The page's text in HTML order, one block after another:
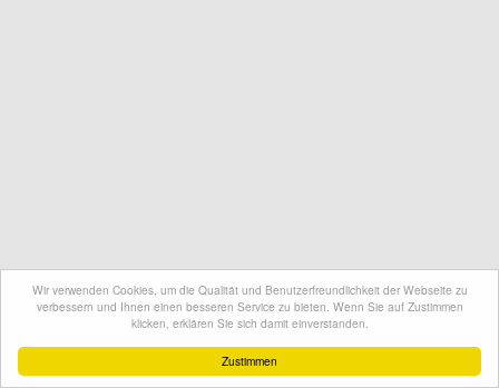
Zustimmen
Wir verwenden Cookies, um die Qualität und Benutzerfreundlichkeit der Webseite zu
verbessern und Ihnen einen besseren Service zu bieten. Wenn Sie auf Zustimmen
klicken, erklären Sie sich damit einverstanden.